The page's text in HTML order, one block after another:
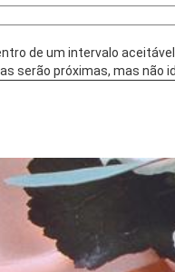
de um intervalo
serão próximas, mas não